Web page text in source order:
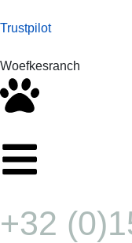
Trustpilot
Woefkesranch
+32